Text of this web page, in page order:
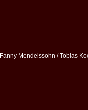
Mendelssohn / Tobias